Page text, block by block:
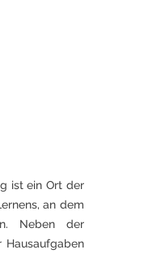
ist ein Ort der
an dem
Neben der
Hausaufgaben